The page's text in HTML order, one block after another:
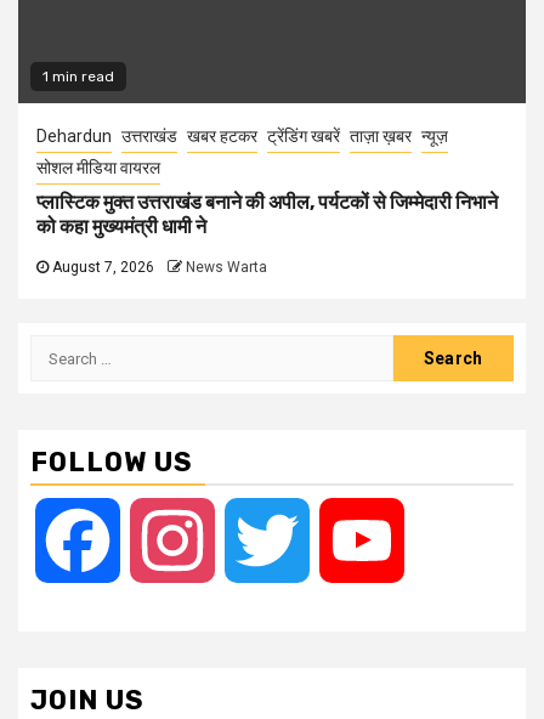
1 min read
Dehardun उत्तराखंड खबर हटकर ट्रेंडिंग खबरें ताज़ा ख़बर न्यूज़
सोशल मीडिया वायरल
प्लास्टिक मुक्त उत्तराखंड बनाने की अपील, पर्यटकों से जिम्मेदारी निभाने
को कहा मुख्यमंत्री धामी ने
August 7, 2026 News Warta
Search
FOLLOW US
Facebook Instagram Twitter
JOIN US